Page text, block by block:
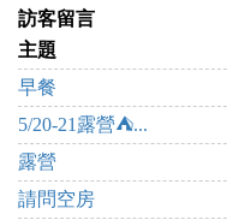
訪客留言
主題
早餐
5/20-21露營⛺...
露營
請問空房